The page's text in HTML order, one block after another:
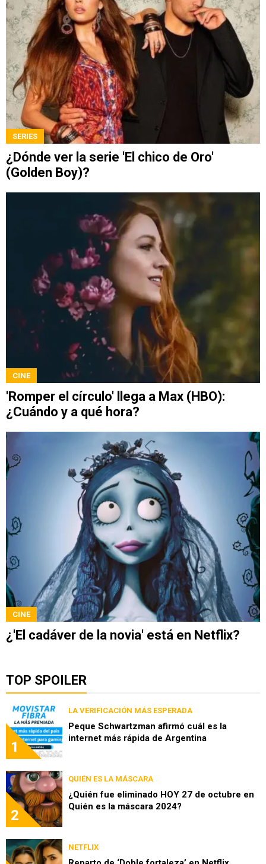
SERIES
¿Dónde ver la serie 'El chico de Oro'
(Golden Boy)?
CINE
'Romper el círculo' llega a Max (HBO):
¿Cuándo y a qué hora?
CINE
¿'El cadáver de la novia' está en Netflix?
TOP SPOILER
1
LA VERIFICACIÓN MÁS ESPERADA
Peque Schwartzman afirmó cuál es la
internet más rápida de Argentina
2
QUIÉN ES LA MÁSCARA
¿Quién fue eliminado HOY 27 de octubre en
Quién es la máscara 2024?
NETFLIX